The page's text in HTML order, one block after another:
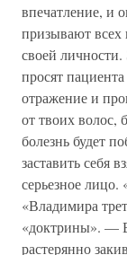
впечатление, и
призывают всех
своей
просят пациента
отражение и
от твоих
болезнь будет
заставить себя
серьезное лицо.
«Владимира
«доктрины». —
растерянно